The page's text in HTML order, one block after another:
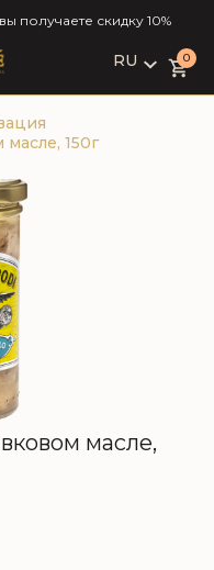
получаете скидку 10%
RU
LV
0
150г
масле,